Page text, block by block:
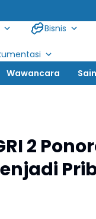
Bisnis
Wawancara
2